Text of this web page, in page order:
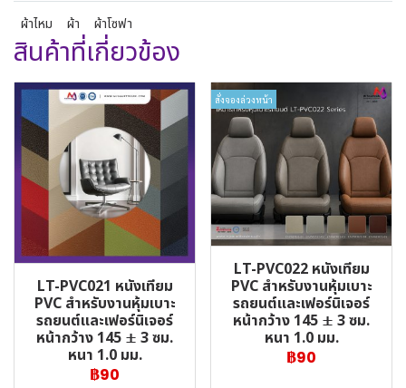
ผ้าไหม ผ้า ผ้าโซฟา
สินค้าที่เกี่ยวข้อง
LT-PVC021 หนังเทียม
PVC สำหรับงานหุ้มเบาะ
รถยนต์และเฟอร์นิเจอร์
หน้ากว้าง 145 ± 3 ซม.
หนา 1.0 มม.
฿90
สั่งจองล่วงหน้า
LT-PVC022 หนังเทียม
PVC สำหรับงานหุ้มเบาะ
รถยนต์และเฟอร์นิเจอร์
หน้ากว้าง 145 ± 3 ซม.
หนา 1.0 มม.
฿90